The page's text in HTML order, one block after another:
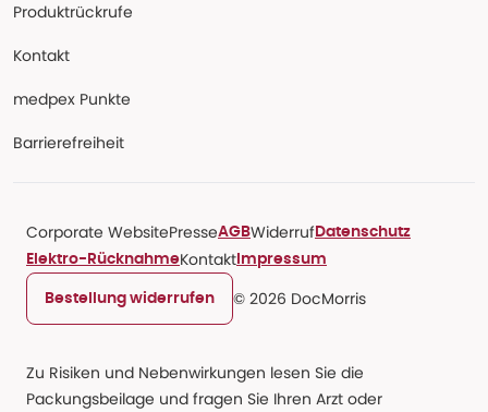
Produktrückrufe
Kontakt
medpex Punkte
Barrierefreiheit
Corporate WebsitePresseAGBWiderruf Datenschutz
Elektro-RücknahmeKontakt Impressum
Bestellung widerrufen © 2026 DocMorris
Zu Risiken und Nebenwirkungen lesen Sie die
Packungsbeilage und fragen Sie Ihren Arzt oder